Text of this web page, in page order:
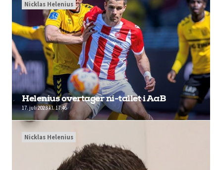
Helenius overtager ni-tallet i AaB
17. juli 2023 kl. 17:46
Nicklas Helenius
Nicklas Helenius